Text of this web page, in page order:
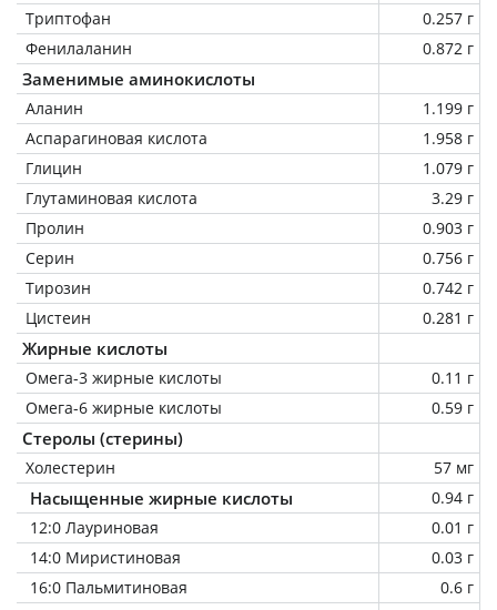
Триптофан
0.257 г
Фенилаланин
0.872 г
Заменимые аминокислоты
Аланин
1.199 г
Аспарагиновая кислота
1.958 г
Глицин
1.079 г
Глутаминовая кислота
3.29 г
Пролин
0.903 г
Серин
0.756 г
Тирозин
0.742 г
Цистеин
0.281 г
Жирные кислоты
Омега-3 жирные кислоты
0.11 г
Омега-6 жирные кислоты
0.59 г
Стеролы (стерины)
Холестерин 57 мг
Насыщенные жирные кислоты
0.94 г
12:0 Лауриновая
0.01 г
14:0 Миристиновая
0.03 г
16:0 Пальмитиновая
0.6 г